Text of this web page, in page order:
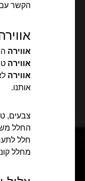
הקשר
אווירה
אווירה
אווירה
אותנו.
צבעים,
החלל
חלל
מחלל